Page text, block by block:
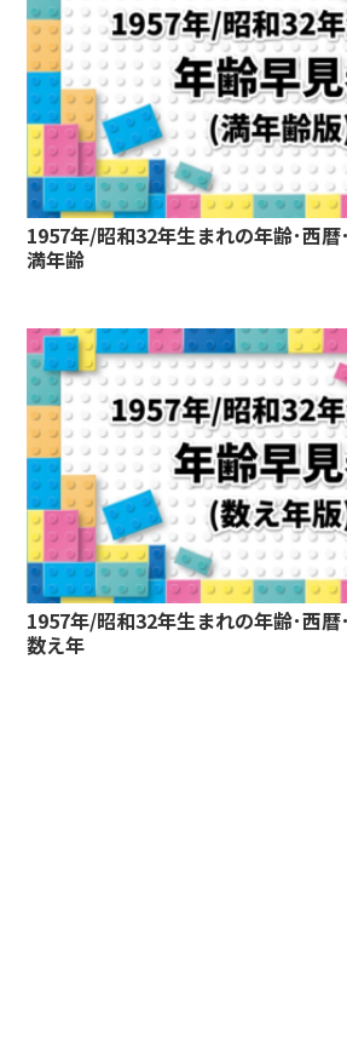
1957年/昭和32年生まれの年齢･西
満年齢
1957年/昭和32年生まれの年齢･西
数え年